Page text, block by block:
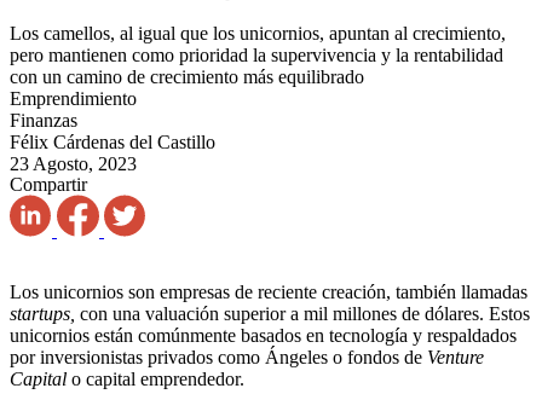
Los camellos, al igual que los unicornios, apuntan al crecimiento,
pero mantienen como prioridad la supervivencia y la rentabilidad
con un camino de crecimiento más equilibrado
Emprendimiento
Finanzas
Félix Cárdenas del Castillo
23 Agosto, 2023
Compartir
Los unicornios son empresas de reciente creación, también llamadas
startups, con una valuación superior a mil millones de dólares. Estos
unicornios están comúnmente basados en tecnología y respaldados
por inversionistas privados como Ángeles o fondos de Venture
Capital o capital emprendedor.